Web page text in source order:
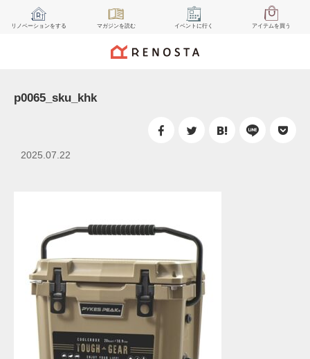
リノベーションをする マガジンを読む イベント に行く アイテムを買う
p0065_sku_khk
2025.07.22